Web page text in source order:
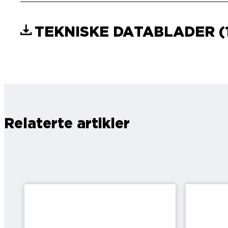
TEKNISKE DATABLADER
Relaterte artikler